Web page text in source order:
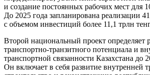
и создание постоянных рабочих мест для
До 2025 года запланирована реализации
с объемом инвестиций более 11,1 трлн
Второй национальный проект определяет
транспортно-транзитного потенциала и
транспортной связанности Казахстана до
Он включает в себя развитие внутренней